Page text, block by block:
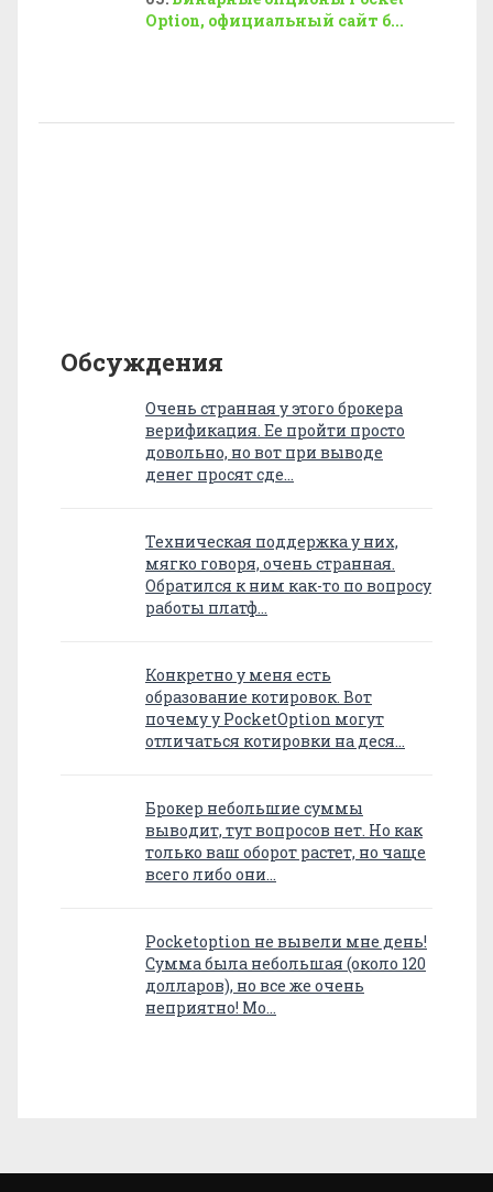
Option, официальный сайт б...
Обсуждения
Очень странная у этого брокера
верификация. Ее пройти просто
довольно, но вот при выводе
денег просят сде…
Техническая поддержка у них,
мягко говоря, очень странная.
Обратился к ним как-то по вопросу
работы платф…
Конкретно у меня есть
образование котировок. Вот
почему у PocketOption могут
отличаться котировки на деся…
Брокер небольшие суммы
выводит, тут вопросов нет. Но как
только ваш оборот растет, но чаще
всего либо они…
Pocketoption не вывели мне день!
Сумма была небольшая (около 120
долларов), но все же очень
неприятно! Мо…